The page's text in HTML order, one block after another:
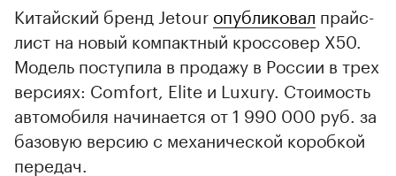
Китайский бренд Jetour опубликовал прайс-
лист на новый компактный кроссовер X50.
Модель поступила в продажу в России в трех
версиях: Comfort, Elite и Luxury. Стоимость
автомобиля начинается от 1 990 000 руб. за
базовую версию с механической коробкой
передач.